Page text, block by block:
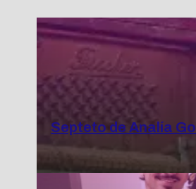
Septeto de Analía